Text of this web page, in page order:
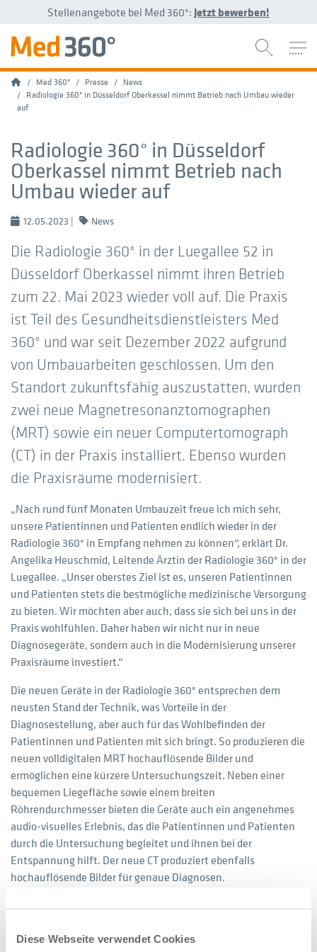
Diese Webseite verwendet Cookies
Stellenangebote bei Med 360°: Jetzt bewerben!
HomeMed 360° Presse
News
Radiologie 360° in Düsseldorf Oberkassel nimmt Betrieb nach Umbau wieder
auf
Radiologie 360° in Düsseldorf
Oberkassel nimmt Betrieb nach
Umbau wieder auf
12.05.2023 | News
Die Radiologie 360° in der Luegallee 52 in
Düsseldorf Oberkassel nimmt ihren Betrieb
zum 22. Mai 2023 wieder voll auf. Die Praxis
ist Teil des Gesundheitsdienstleisters Med
360° und war seit Dezember 2022 aufgrund
von Umbauarbeiten geschlossen. Um den
Standort zukunftsfähig auszustatten, wurden
zwei neue Magnetresonanztomographen
(MRT) sowie ein neuer Computertomograph
(CT) in der Praxis installiert. Ebenso wurden
die Praxisräume modernisiert.
„Nach rund fünf Monaten Umbauzeit freue ich mich sehr,
unsere Patientinnen und Patienten endlich wieder in der
Radiologie 360° in Empfang nehmen zu können“, erklärt Dr.
Angelika Heuschmid, Leitende Ärztin der Radiologie 360° in der
Luegallee. „Unser oberstes Ziel ist es, unseren Patientinnen
und Patienten stets die bestmögliche medizinische Versorgung
zu bieten. Wir möchten aber auch, dass sie sich bei uns in der
Praxis wohlfühlen. Daher haben wir nicht nur in neue
Diagnosegeräte, sondern auch in die Modernisierung unserer
Praxisräume investiert.“
Die neuen Geräte in der Radiologie 360° entsprechen dem
neusten Stand der Technik, was Vorteile in der
Diagnosestellung, aber auch für das Wohlbefinden der
Patientinnen und Patienten mit sich bringt. So produzieren die
neuen volldigitalen MRT hochauflösende Bilder und
ermöglichen eine kürzere Untersuchungszeit. Neben einer
bequemen Liegefläche sowie einem breiten
Röhrendurchmesser bieten die Geräte auch ein angenehmes
audio-visuelles Erlebnis, das die Patientinnen und Patienten
durch die Untersuchung begleitet und ihnen bei der
Entspannung hilft. Der neue CT produziert ebenfalls
hochauflösende Bilder für genaue Diagnosen.
Über die Radiologie 360° in Düsseldorf: